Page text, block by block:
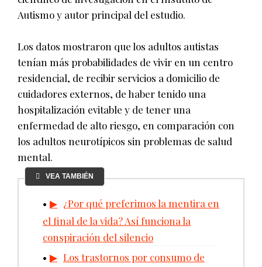
Autismo y autor principal del estudio.
Los datos mostraron que los adultos autistas
tenían más probabilidades de vivir en un centro
residencial, de recibir servicios a domicilio de
cuidadores externos, de haber tenido una
hospitalización evitable y de tener una
enfermedad de alto riesgo, en comparación con
los adultos neurotípicos sin problemas de salud
mental.
VEA TAMBIÉN
¿Por qué preferimos la mentira en
el final de la vida? Así funciona la
conspiración del silencio
Los trastornos por consumo de